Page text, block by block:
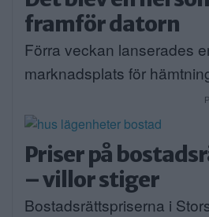
framför datorn
Förra veckan lanserades
marknadsplats för
Priser på
– villor stiger
Bostadsrättspriserna i